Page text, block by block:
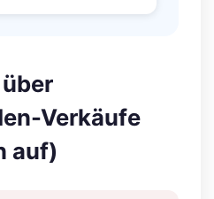
Verkäufe
auf)